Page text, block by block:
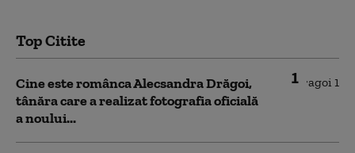
Top Citite
1
Cine este românca Alecsandra Drăgoi,
tânăra care a realizat fotografia oficială
a noului...